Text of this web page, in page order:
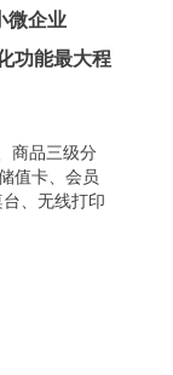
微企业
功能最大程
商品三级分
值卡、会员
、无线打印